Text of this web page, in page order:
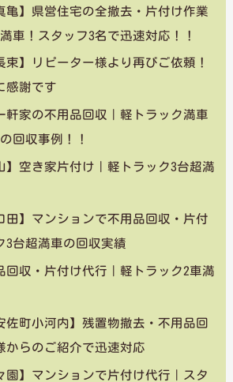
亀】県営住宅の全撤去・片付け作業
車！スタッフ3名で迅速対応！！
束】リピーター様より再びご依頼！
感謝です
軒家の不用品回収｜軽トラック満車
回収事例！！
】空き家片付け｜軽トラック3台超満
田】マンションで不用品回収・片付
3台超満車の回収実績
回収・片付け代行｜軽トラック2車満
佐町小河内】残置物撤去・不用品回
からのご紹介で迅速対応
園】マンションで片付け代行｜スタ